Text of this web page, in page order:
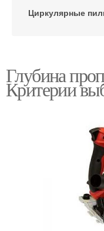
Циркулярные
Дисковые пилы
Глубина
Критерии